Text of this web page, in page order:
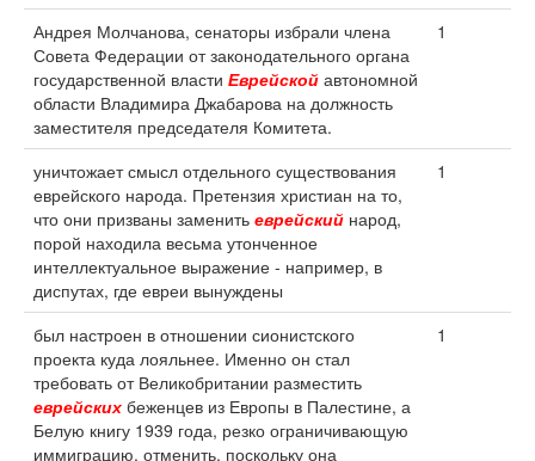
Андрея Молчанова, сенаторы избрали члена
Совета Федерации от законодательного органа
государственной власти Еврейской автономной
области Владимира Джабарова на должность
заместителя председателя Комитета.
1
уничтожает смысл отдельного существования
еврейского народа. Претензия христиан на то,
что они призваны заменить еврейский народ,
порой находила весьма утонченное
интеллектуальное выражение - например, в
диспутах, где евреи вынуждены
1
был настроен в отношении сионистского
проекта куда лояльнее. Именно он стал
требовать от Великобритании разместить
еврейских беженцев из Европы в Палестине, а
Белую книгу 1939 года, резко ограничивающую
иммиграцию, отменить, поскольку она
1